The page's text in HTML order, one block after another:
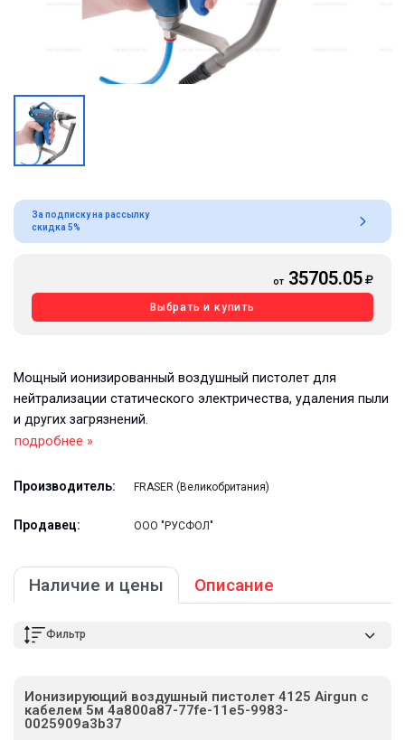
За подписку на рассылку
скидка 5%
от 35705.05
Выбрать и купить
Мощный ионизированный воздушный пистолет для
нейтрализации статического электричества, удаления пыли
и других загрязнений.
подробнее »
Производитель: FRASER (Великобритания)
Продавец: ООО "РУСФОЛ"
Наличие и цены Описание
Фильтр
Ионизирующий воздушный пистолет 4125 Airgun с
кабелем 5м 4a800a87-77fe-11e5-9983-
0025909a3b37